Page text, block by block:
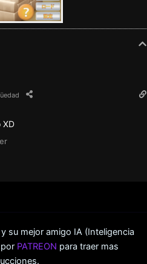
XD
y su mejor amigo IA (Inteligencia
PATREON para traer mas